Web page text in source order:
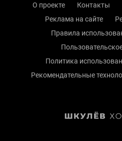
О проекте Контакты
Реклама на сайте
Правила
Политика
Рекомендательные